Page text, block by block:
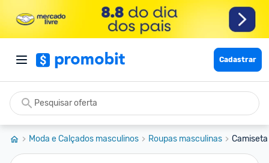
Cadastrar
Moda e Calçados masculinos Roupas masculinas